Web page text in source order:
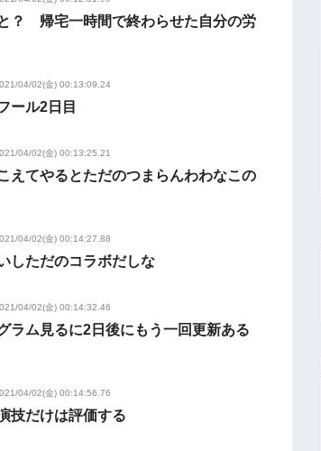
？ 帰宅一時間で終わらせた自分の労
04/02(金) 00:13:09.24
ール2日目
04/02(金) 00:13:25.21
えてやるとただのつまらんわわなこの
04/02(金) 00:14:27.88
しただのコラボだしな
04/02(金) 00:14:32.46
ラム見るに2日後にもう一回更新ある
04/02(金) 00:14:56.76
技だけは評価する